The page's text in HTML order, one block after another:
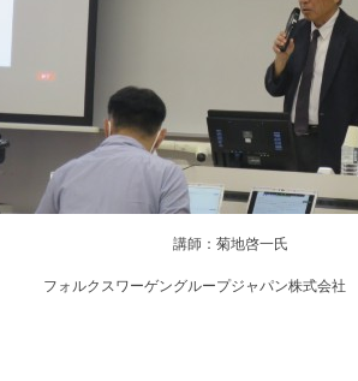
講師：菊地啓一氏
フォルクスワーゲングループジャパン株式会